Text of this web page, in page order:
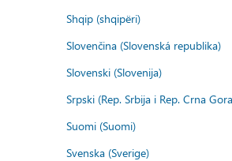
Shqip (shqipëri)
Slovenčina (Slovenská republika)
Slovenski (Slovenija)
Srpski (Rep. Srbija i Rep. Crna
Suomi (Suomi)
Svenska (Sverige)